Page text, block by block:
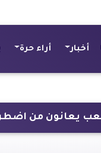
أخبار أراء حرة